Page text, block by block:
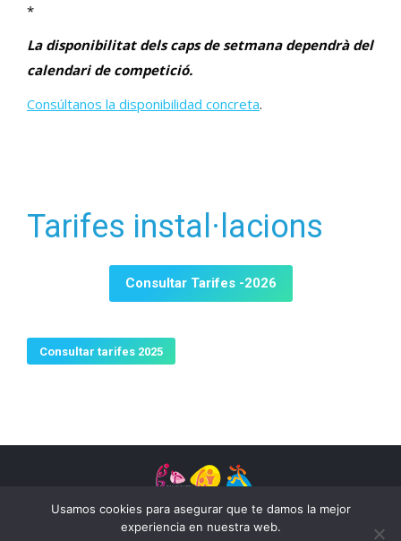
*
La disponibilitat dels caps de setmana dependrà del
calendari de competició.
Consúltanos la disponibilidad concreta.
Tarifes instal·lacions
Consultar Tarifes -2026
Consultar tarifes 2025
Usamos cookies para asegurar que te damos la mejor
experiencia en nuestra web.